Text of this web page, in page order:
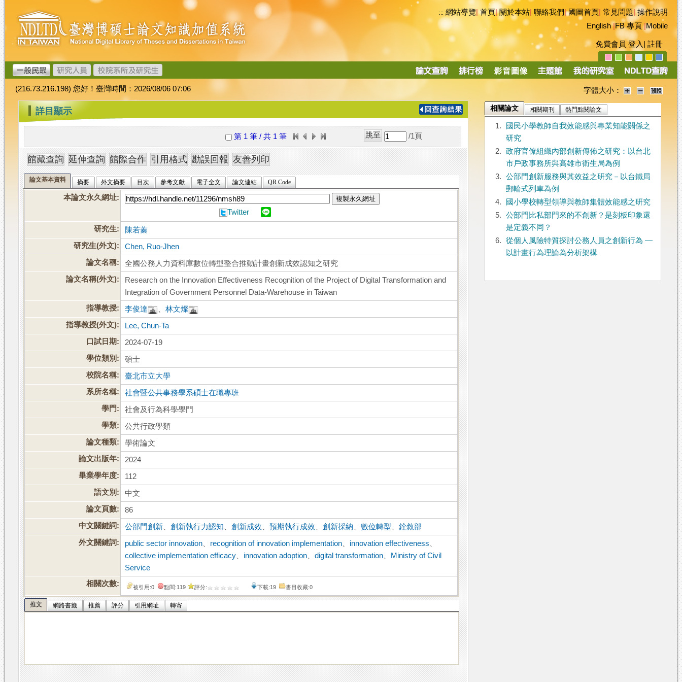
跳
到
主
要
內
容
臺
灣
博
碩
士
論
文
加
值
系
統
::: 網站導覽|首頁|關於本站 聯絡我們|國圖首頁 常見問題|操作說明
English|FB 專頁|Mobile
免費會員 登入 註冊
導
(216.73.216.198) 您好！臺灣時間：2026/08/06 07:06 字體大小：
::: 詳目顯示
第 1 筆 / 共 1 筆 /1 頁
論文基本資料 摘要 外文摘要 目次 參考文獻 電子全文 論文連結 QR Code
本論文永久網址: 複製永久網址
Twitter
研究生:
陳若蓁
研究生(外文):
Chen, Ruo-Jhen
論文名稱:
全國公務人力資料庫數位轉型整合推動計畫創新成效認知之研究
論文名稱(外文):
Research on the Innovation Effectiveness Recognition of the Project of Digital Transformation and
Integration of Government Personnel Data-Warehouse in Taiwan
指導教授:
李俊達 、林文燦
指導教授(外文):
Lee, Chun-Ta
口試日期:
2024-07-19
學位類別:
碩士
校院名稱:
臺北市立大學
系所名稱:
社會暨公共事務學系碩士在職專班
學門:
社會及行為科學學門
學類:
公共行政學類
論文種類:
學術論文
論文出版年:
2024
畢業學年度:
112
語文別:
中文
論文頁數:
86
中文關鍵詞:
公部門創新 、創新執行力認知 、創新成效 、預期執行成效 、創新採納 、數位轉型 、銓敘部
外文關鍵詞:
public sector innovation recognition of innovation implementation innovation effectiveness
collective implementation efficacy
innovation adoption 、digital transformation
Ministry of Civil
Service
相關次數:
被引用:0 點閱:119 評分: 下載:19 書目收藏:0
推文 網路書籤 推薦 評分 引用網址 轉寄
相關論文 相關期刊 熱門點閱論文
1.
國民小學教師自我效能感與專業知能關係之
研究
2.
政府官僚組織內部創新傳佈之研究：以台北
市戶政事務所與高雄市衛生局為例
3.
公部門創新服務與其效益之研究－以台鐵局
郵輪式列車為例
4.
國小學校轉型領導與教師集體效能感之研究
5.
公部門比私部門來的不創新？是刻板印象還
是定義不同？
6.
從個人風險特質探討公務人員之創新行為 —
以計畫行為理論為分析架構